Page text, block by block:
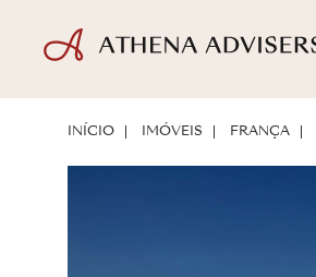
INÍCIO IMÓVEIS FRANÇA